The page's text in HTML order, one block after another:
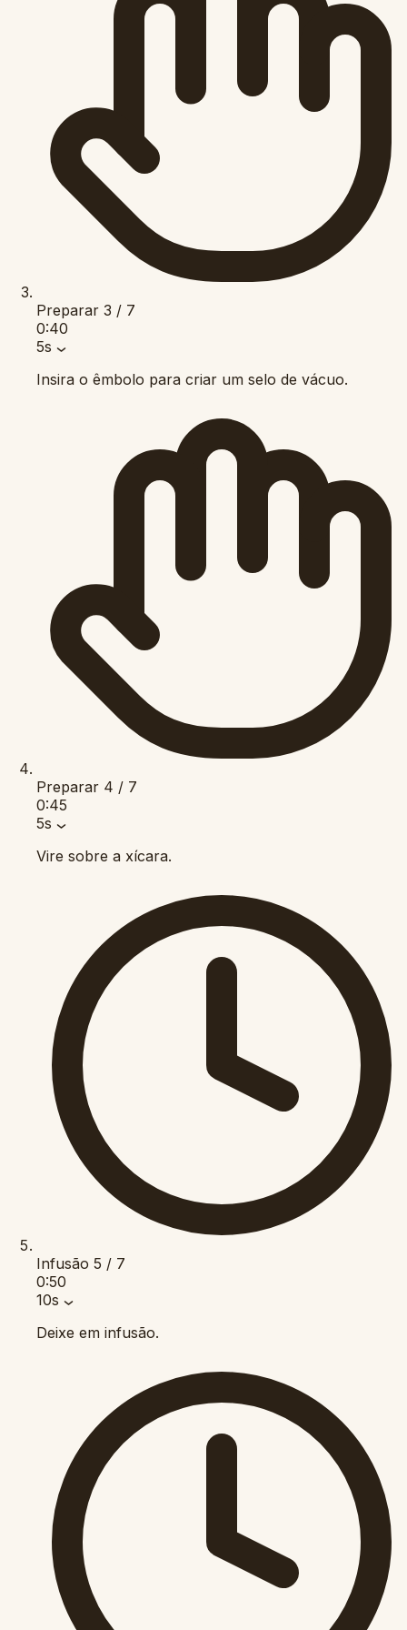
Preparar 3 / 7
0:40
5s
Insira o êmbolo para criar um selo de vácuo.
Preparar 4 / 7
0:45
5s
Vire sobre a xícara.
Infusão 5 / 7
0:50
10s
Deixe em infusão.